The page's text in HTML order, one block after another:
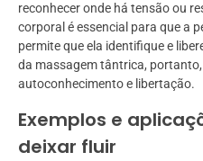
reconhecer onde há tensão ou
corporal é essencial para que a
permite que ela identifique e
da massagem tântrica,
autoconhecimento e libertação.
Exemplos e
deixar fluir